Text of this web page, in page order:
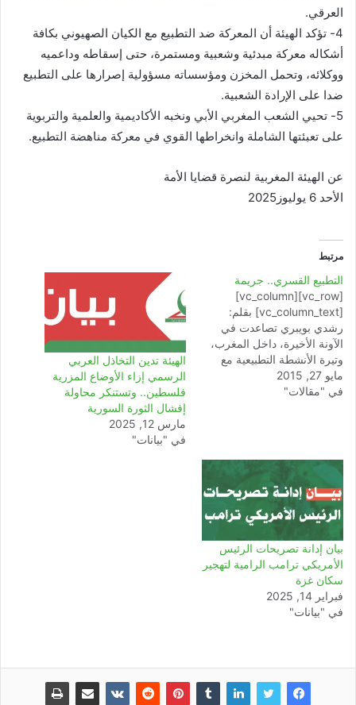
العرقي.
4- تؤكد الهيئة أن المعركة ضد التطبيع مع الكيان الصهيوني بكافة
أشكاله معركة مبدئية وشعبية ومستمرة، حتى إسقاطه وداعميه
ووكلائه، وتحمل المخزن ومؤسساته مسؤولية إصرارها على التطبيع
ضدا على الإرادة الشعبية.
5- تحيي الشعب المغربي الأبي ونخبه الأكاديمية والعلمية والتربوية
على تعبئتها الشاملة وانخراطها القوي في معركة مناهضة التطبيع.
عن الهيئة المغربية لنصرة قضايا الأمة
الأحد 6 يوليوز2025
مرتبط
التطبيع القسري.. جريمة
[vc_row][vc_column]
[vc_column_text] بقلم:
رشدي بويبري تصاعدت في
الآونة الأخيرة، داخل المغرب،
وتيرة الأنشطة التطبيعية مع
الكيان الصهيوني المجرم
والغاصب، وتعددت أنماطها
المغربي هو من أكثر الأنظمة
العربية جرأة على التطبيع مع
الصهاينة واندفاعا في هذا…
مايو 27, 2015
في "مقالات"
الهيئة تدين التخاذل العربي
الرسمي إزاء الأوضاع المزرية
فلسطين.. وتستنكر محاولة
إفشال الثورة السورية
مارس 12, 2025
في "بيانات"
بيان إدانة تصريحات الرئيس
الأمريكي ترامب الرامية لتهجير
سكان غزة
فبراير 14, 2025
في "بيانات"